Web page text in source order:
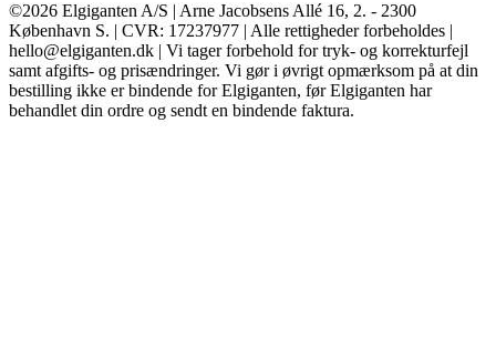
©2026 Elgiganten A/S | Arne Jacobsens Allé 16, 2. - 2300
København S. | CVR: 17237977 | Alle rettigheder forbeholdes |
hello@elgiganten.dk | Vi tager forbehold for tryk- og korrekturfejl
samt afgifts- og prisændringer. Vi gør i øvrigt opmærksom på at din
bestilling ikke er bindende for Elgiganten, før Elgiganten har
behandlet din ordre og sendt en bindende faktura.